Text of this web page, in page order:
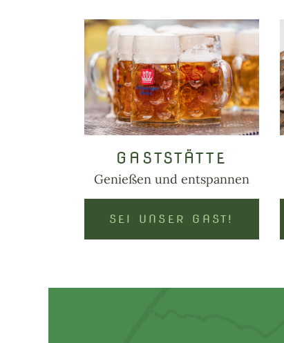
GASTSTÄTTE
Genießen und entspannen
SEI UNSER GAST!